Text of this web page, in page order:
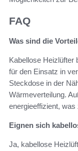
FAQ
Was sind die
Kabellose Heizlüfter
für den Einsatz in
Steckdose in der
Wärmeverteilung.
energieeffizient,
Eignen sich
Ja, kabellose